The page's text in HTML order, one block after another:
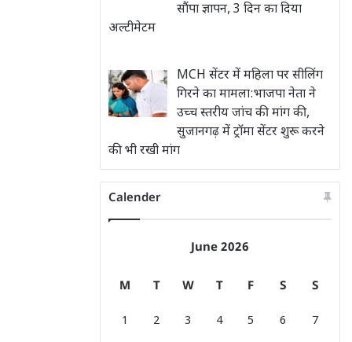
सौंपा ज्ञापन, 3 दिन का दिया
अल्टीमेटम
MCH सेंटर में महिला पर सीलिंग
गिरने का मामला:भाजपा नेता ने
उच्च स्तरीय जांच की मांग की,
सुजानगढ़ में ट्रॉमा सेंटर शुरू करने
की भी रखी मांग
Calender
June 2026
M T W T F S S
1 2 3 4 5 6 7